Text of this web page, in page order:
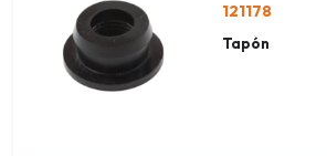
121178
Tapón